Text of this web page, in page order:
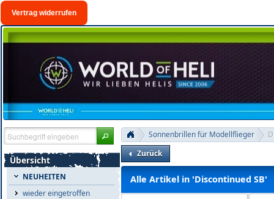
Vertrag widerrufen
Übersicht
NEUHEITEN
wieder eingetroffen
Sonnenbrillen für Modellflieger
Zurück
Alle Artikel in 'Discontinued SB'